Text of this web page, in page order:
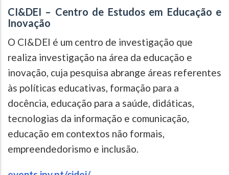
CI&DEI – Centro de Estudos em Educação e
Inovação
O CI&DEI é um centro de investigação que
realiza investigação na área da educação e
inovação, cuja pesquisa abrange áreas referentes
às políticas educativas, formação para a
docência, educação para a saúde, didáticas,
tecnologias da informação e comunicação,
educação em contextos não formais,
empreendedorismo e inclusão.